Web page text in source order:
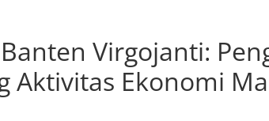
Virgojanti:
Aktivitas Ekonomi